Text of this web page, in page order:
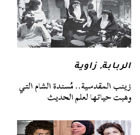
الربابة, زاوية
زينب المقدسية.. مُسندة الشام التي
وهبت حياتها لعلم الحديث